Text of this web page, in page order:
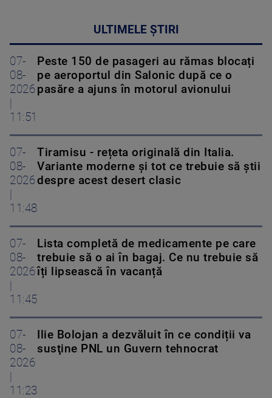
ULTIMELE ȘTIRI
07-
08-
2026
|
11:51
Peste 150 de pasageri au rămas blocați
pe aeroportul din Salonic după ce o
pasăre a ajuns în motorul avionului
07-
08-
2026
|
11:48
Tiramisu - rețeta originală din Italia.
Variante moderne și tot ce trebuie să știi
despre acest desert clasic
07-
08-
2026
|
11:45
Lista completă de medicamente pe care
trebuie să o ai în bagaj. Ce nu trebuie să
îți lipsească în vacanță
07-
08-
2026
|
11:23
Ilie Bolojan a dezvăluit în ce condiții va
susţine PNL un Guvern tehnocrat